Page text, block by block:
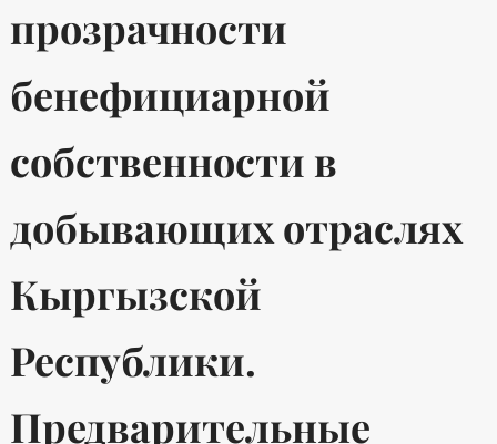
прозрачности
бенефициарной
собственности в
добывающих отраслях
Кыргызской
Республики.
Предварительные